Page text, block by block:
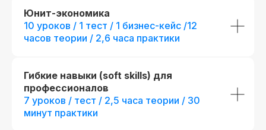
Юнит-экономика
10 уроков / 1 тест / 1 бизнес-кейс /12
часов теории / 2,6 часа практики
Гибкие навыки (soft skills) для
профессионалов
7 уроков / тест / 2,5 часа теории / 30
минут практики
Подробнее
Новая профессия
к сентябрю